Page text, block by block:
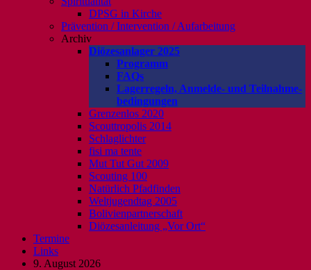
DPSG in Kirche
Prävention / Intervention / Aufarbeitung
Archiv
Diözesanlager 2025
Programm
FAQs
Lagerregeln, Anmelde- und Teilnahme-
bedingungen
Grenzenlos 2020
Scouttropolis 2014
Schlaglichter
fisi ma tente
Mut Tut Gut 2009
Scouting 100
Natürlich Pfadfinden
Weltjugendtag 2005
Bolivienpartnerschaft
Diözesanleitung „Vor Ort“
Termine
Links
9. August 2026